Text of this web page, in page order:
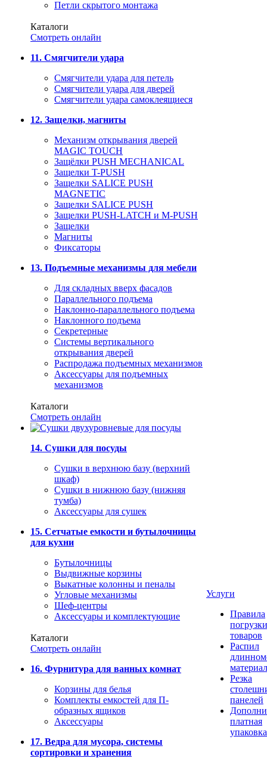
Петли скрытого монтажа
Каталоги
Смотреть онлайн
11. Смягчители удара
Смягчители удара для петель
Смягчители удара для дверей
Cмягчители удара самоклеящиеся
12. Защелки, магниты
Механизм открывания дверей
MAGIC TOUCH
Защёлки PUSH MECHANICAL
Защелки T-PUSH
Защелки SALICE PUSH
MAGNETIC
Защелки SALICE PUSH
Защелки PUSH-LATCH и M-PUSH
Защелки
Магниты
Фиксаторы
13. Подъемные механизмы для мебели
Для складных вверх фасадов
Параллельного подъема
Наклонно-параллельного подъема
Наклонного подъема
Секретерные
Системы вертикального
открывания дверей
Распродажа подъемных механизмов
Аксессуары для подъемных
механизмов
Каталоги
Смотреть онлайн
14. Сушки для посуды
Сушки в верхнюю базу (верхний
шкаф)
Сушки в нижнюю базу (нижняя
тумба)
Аксессуары для сушек
15. Сетчатые емкости и бутылочницы
для кухни
Бутылочницы
Выдвижные корзины
Выкатные колонны и пеналы
Угловые механизмы
Шеф-центры
Аксессуары и комплектующие
Каталоги
Смотреть онлайн
16. Фурнитура для ванных комнат
Корзины для белья
Комплекты емкостей для П-
образных ящиков
Аксессуары
17. Ведра для мусора, системы
сортировки и хранения
Услуги
Правила
погрузки
товаров
Распил
Резка
панелей
платная
упаковка